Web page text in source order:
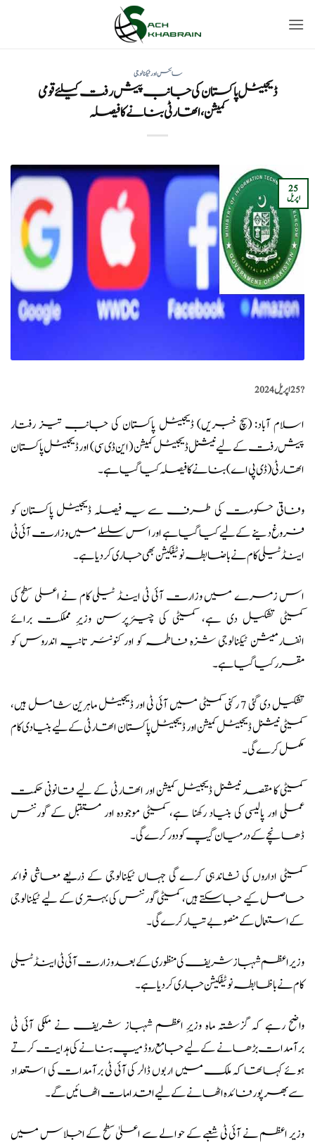
سائنس اور ٹیکنالوجی
ڈیجیٹل پاکستان کی جانب پیش رفت کیلئے قومی
کمیشن، اتھارٹی بنانے کا فیصلہ
25
اپریل
?️25 اپریل 2024
اسلام آباد: (سچ خبریں) ڈیجیٹل پاکستان کی جانب تیز رفتار
پیش رفت کے لیے نیشنل ڈیجیٹل کمیشن (این ڈی سی ) اور ڈیجیٹل پاکستان
اتھارٹی (ڈی پی اے ) بنانے کا فیصلہ کیا گیا ہے۔
وفاقی حکومت کی طرف سے یہ فیصلہڈیجیٹل پاکستانکو
فروغ دینے کے لیے کیا گیا ہے اور اس سلسلے میں وزارت آئی ٹی
اینڈ ٹیلی کام نے باضابطہ نوٹیفکیشن بھی جاری کردیا ہے۔
اس زمرے میں وزارت آئی ٹی اینڈ ٹیلی کام نے اعلی سطح کی
کمیٹی تشکیل دی ہے، کمیٹی کی چیئرپرسن وزیرِ مملکت برائے
انفارمیشن ٹیکنالوجی شزہ فاطمہ کو اور کنونئر تانیہ اندروس کو
مقرر کیا گیا ہے۔
تشکیل دی گئی 7 رکنی کمیٹی میں آئی ٹی اور ڈیجیٹل ماہرین شامل ہیں،
کمیٹی نیشنل ڈیجیٹل کمیشن اور ڈیجیٹل پاکستان اتھارٹی کے لیے بنیادی کام
مکمل کرے گی۔
کمیٹی کا مقصد نیشنل ڈیجیٹل کمیشن اور اتھارٹی کے لیے قانونی حکمت
عملی اور پالیسی کی بنیاد رکھنا ہے، کمیٹی موجودہ اور مستقبل کے گورننس
ڈھانچے کے درمیان گیپ کو دور کرے گی۔
کمیٹی اداروں کی نشاندہی کرے گی جہاں ٹیکنالوجی کے ذریعے معاشی فوائد
حاصل کیے جاسکتے ہیں، کمیٹی گورننس کی بہتری کے لیے ٹیکنالوجی
کے استعمال کے منصوبے تیار کرے گی۔
وزیراعظم شہباز شریف کی منظوری کے بعد وزارت آئی ٹی اینڈ ٹیلی
کام نے باظابطہ نوٹیفکیشن جاری کردیا ہے۔
واضح رہے کہ گزشتہ ماہ وزیرِ اعظم شہباز شریف نے ملکی آئی ٹی
برآمدات بڑھانے کے لیے جامع روڈ میپ بنانے کی ہدایت کرتے
ہوئے کہا تھا کہ ملک میں اربوں ڈالر کی آئی ٹی برآمدات کی استعداد
سے بھرپور فائدہ اٹھانے کے لیے اقدامات اٹھائیں گے۔
وزیر اعظم نے آئی ٹی شعبے کے حوالے سے اعلیٰ سطح کے اجلاس میں